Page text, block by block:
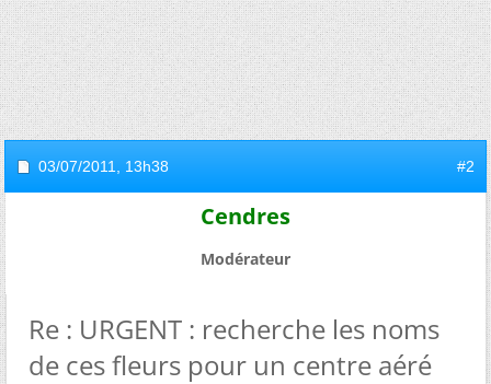
03/07/2011, 13h38 #2
Cendres
Modérateur
Re : URGENT : recherche les noms
de ces fleurs pour un centre aéré